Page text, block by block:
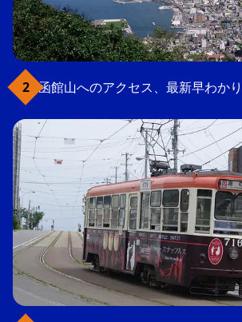
函館山へのアクセス、最新早わか